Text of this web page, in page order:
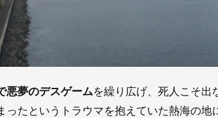
悪夢のデスゲームを繰り広げ、死人こそ出
ったというトラウマを抱えていた熱海の地